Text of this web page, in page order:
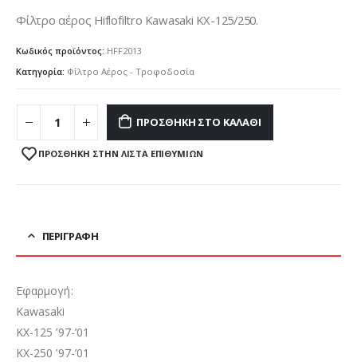
Φίλτρο αέρος Hiflofiltro Kawasaki KX-125/250.
Κωδικός προϊόντος: HFF2013
Κατηγορία: Φίλτρο Αέρος - Τροφοδοσία
ΠΡΟΣΘΉΚΗ ΣΤΟ ΚΑΛΆΘΙ
ΠΡΌΣΘΉΚΗ ΣΤΗΝ ΛΊΣΤΑ ΕΠΙΘΥΜΙΏΝ
ΠΕΡΙΓΡΑΦΉ
Εφαρμογή:
Kawasaki
KX-125 ’97-’01
KX-250 ’97-’01